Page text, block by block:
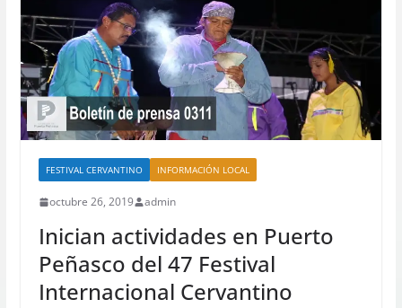
FESTIVAL CERVANTINO INFORMACIÓN LOCAL
octubre 26, 2019 admin
Inician actividades en Puerto
Peñasco del 47 Festival
Internacional Cervantino